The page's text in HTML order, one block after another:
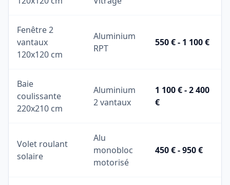
Fenêtre 2
vantaux
120x120 cm
Aluminium
RPT
550 € - 1 100 €
Baie
coulissante
220x210 cm
Aluminium
2 vantaux
1 100 € - 2 400
€
Volet roulant
solaire
Alu
monobloc
motorisé
450 € - 950 €